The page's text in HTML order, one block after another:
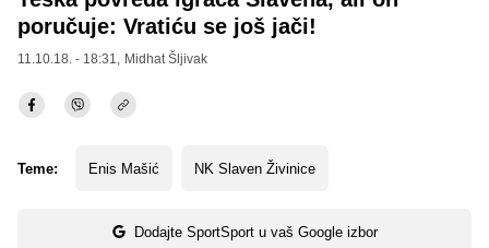
poručuje: Vratiću se još jači!
11.10.18. - 18:31, Midhat Šljivak
Teme: Enis Mašić NK Slaven Živinice
Dodajte SportSport u vaš Google izbor